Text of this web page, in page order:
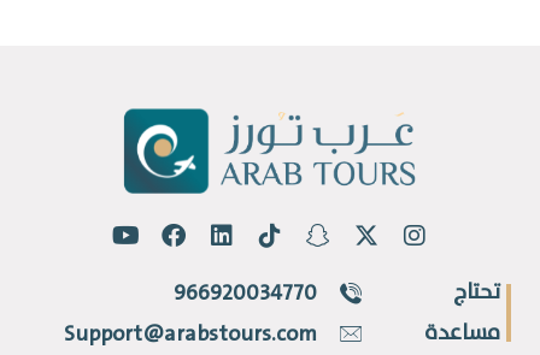
تحتاج
مساعدة
966920034770
Support@arabstours.com